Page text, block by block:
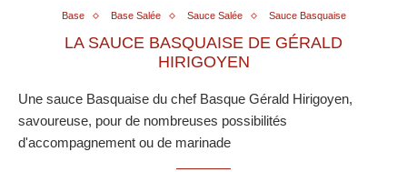
Base Base Salée Sauce Salée Sauce Basquaise
LA SAUCE BASQUAISE DE GÉRALD
HIRIGOYEN
Une sauce Basquaise du chef Basque Gérald Hirigoyen,
savoureuse, pour de nombreuses possibilités
d'accompagnement ou de marinade